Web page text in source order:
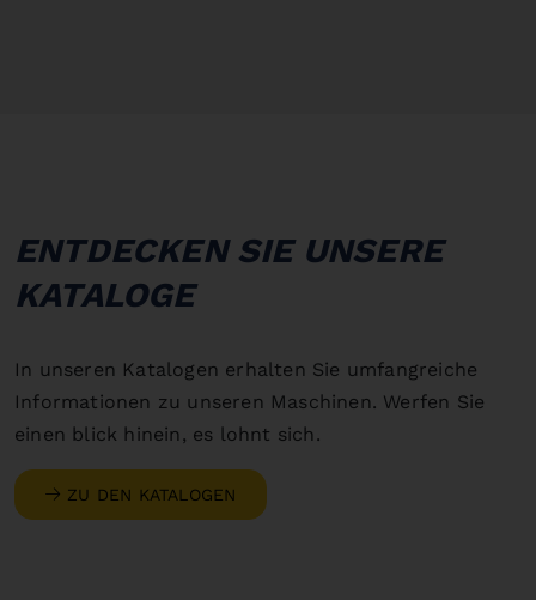
ENTDECKEN SIE UNSERE
KATALOGE
In unseren Katalogen erhalten Sie umfangreiche
Informationen zu unseren Maschinen. Werfen Sie
einen blick hinein, es lohnt sich.
ZU DEN KATALOGEN